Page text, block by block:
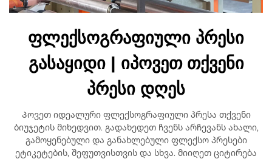
ფლექსოგრაფიული პრესი
გასაყიდი | იპოვეთ თქვენი
პრესი დღეს
Პოვეთ იდეალური ფლექსოგრაფიული პრესა თქვენი
ბიუჯეტის მიხედვით. გადახედეთ ჩვენს არჩევანს ახალი,
გამოყენებული და განახლებული ფლექსო პრესები
ეტიკეტების, შეფუთვისთვის და სხვა. მიიღეთ ციტირება